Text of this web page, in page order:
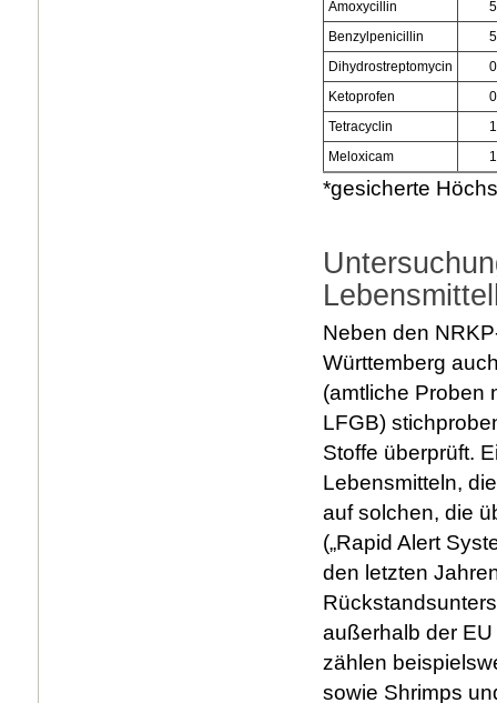
Amoxycillin
5
Benzylpenicillin
5
Dihydrostreptomycin
0
Ketoprofen
0
Tetracyclin
1
Meloxicam
1
*gesicherte
Neben den
Württemberg
(amtliche Proben
LFGB)
Stoffe überprüft.
Lebensmitteln,
auf solchen, die
(„Rapid Alert
den letzten
außerhalb der
zählen
sowie Shrimps